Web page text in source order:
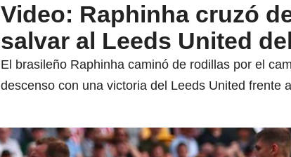
Video: Raphinha cruzó
salvar al Leeds United
El brasileño Raphinha caminó de rodillas por el
descenso con una victoria del Leeds United frente